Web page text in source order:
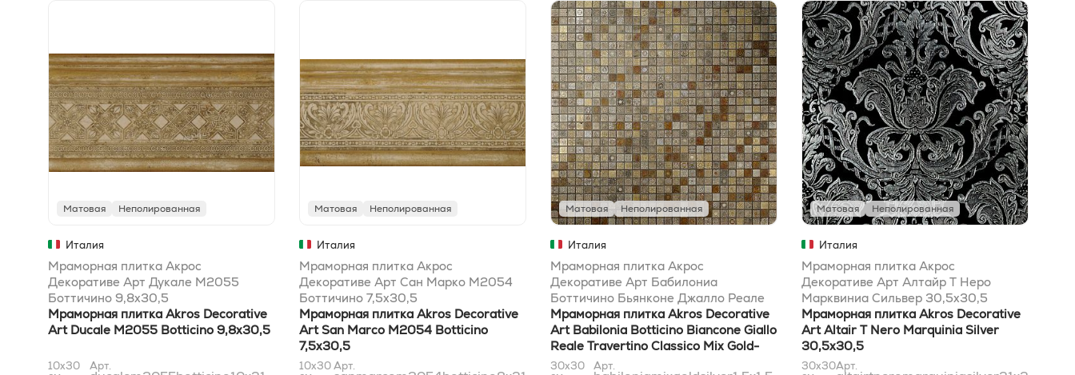
Матовая Неполированная
Италия
Мраморная плитка Акрос
Декоративе Арт Дукале M2055
Боттичино 9,8x30,5
Мраморная плитка Akros Decorative
Art Ducale M2055 Botticino 9,8x30,5
10x30 Арт.
Матовая Неполированная
Италия
Мраморная плитка Акрос
Декоративе Арт Сан Марко M2054
Боттичино 7,5x30,5
Мраморная плитка Akros Decorative
Art San Marco M2054 Botticino
7,5x30,5
10x30Арт.
Матовая Неполированная
Италия
Мраморная плитка Акрос
Декоративе Арт Бабилониа
Боттичино Бьянконе Джалло Реале
Травертино Классико Микс Голд-
Сильвер 30,5x30,5
Мраморная плитка Akros Decorative
Art Babilonia Botticino Biancone Giallo
Reale Travertino Classico Mix Gold-
Silver 30,5x30,5
30x30 Арт.
Матовая Неполированная
Италия
Мраморная плитка Акрос
Декоративе Арт Алтайр T Неро
Марквиниа Сильвер 30,5x30,5
Мраморная плитка Akros Decorative
Art Altair T Nero Marquinia Silver
30,5x30,5
30x30Арт.